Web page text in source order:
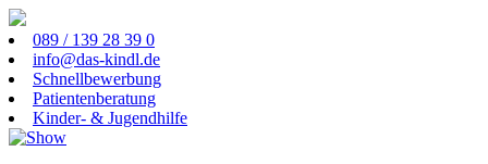
089 / 139 28 39 0
info@das-kindl.de
Schnellbewerbung
Patientenberatung
Kinder- & Jugendhilfe